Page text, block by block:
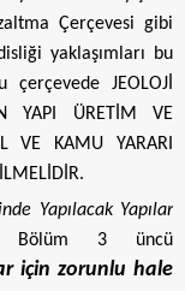
Çerçevesi gibi
yaklaşımları bu
JEOLOJİ
YAPI ÜRETİM VE
VE KAMU YARARI
Yapılacak Yapılar
Bölüm 3 üncü
için zorunlu hale